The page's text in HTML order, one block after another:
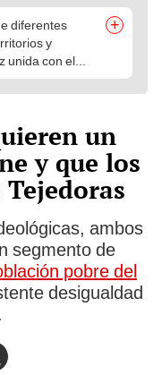
diferentes
y
con el...
+
un
y que los
ambos
segmento de
pobre del
desigualdad